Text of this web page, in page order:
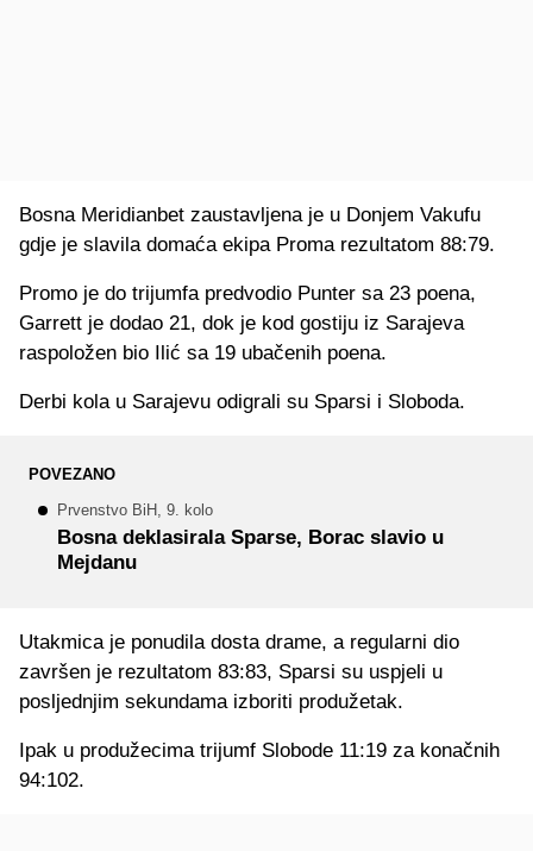
Bosna Meridianbet zaustavljena je u Donjem Vakufu
gdje je slavila domaća ekipa Proma rezultatom 88:79.
Promo je do trijumfa predvodio Punter sa 23 poena,
Garrett je dodao 21, dok je kod gostiju iz Sarajeva
raspoložen bio Ilić sa 19 ubačenih poena.
Derbi kola u Sarajevu odigrali su Sparsi i Sloboda.
POVEZANO
Prvenstvo BiH, 9. kolo
Bosna deklasirala Sparse, Borac slavio u
Mejdanu
Utakmica je ponudila dosta drame, a regularni dio
završen je rezultatom 83:83, Sparsi su uspjeli u
posljednjim sekundama izboriti produžetak.
Ipak u produžecima trijumf Slobode 11:19 za konačnih
94:102.